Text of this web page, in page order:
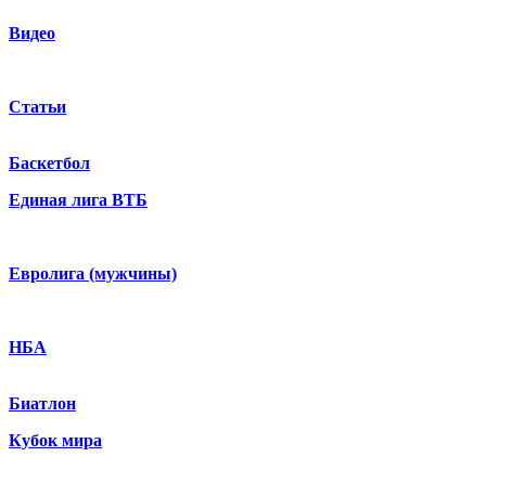
Видео
Статьи
Баскетбол
Единая лига ВТБ
Евролига (мужчины)
НБА
Биатлон
Кубок мира